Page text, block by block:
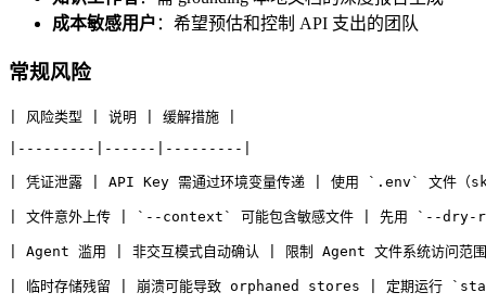
成本敏感用户 ：希望预估和控制 API 支出的团队
常规风险
| 风险类型 | 说明 | 缓解措施 |
|---------|------|---------|
| 凭证泄露 | API Key 需通过环境变量传递 | 使用 `.env` 文件（
| 文件意外上传 | `--context` 可能包含敏感文件 | 先用 `--dry-
| Agent 滥用 | 非交互模式自动确认 | 限制 Agent 文件系统访问
| 临时存储残留 | 崩溃可能导致 orphaned stores | 定期运行